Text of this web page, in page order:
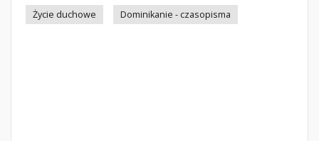
Życie duchowe
Dominikanie - czasopisma